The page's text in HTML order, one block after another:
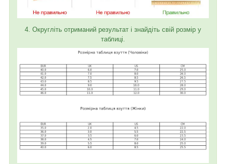
4. Округліть отриманий результат і знайдіть свій розмір у
таблиці.